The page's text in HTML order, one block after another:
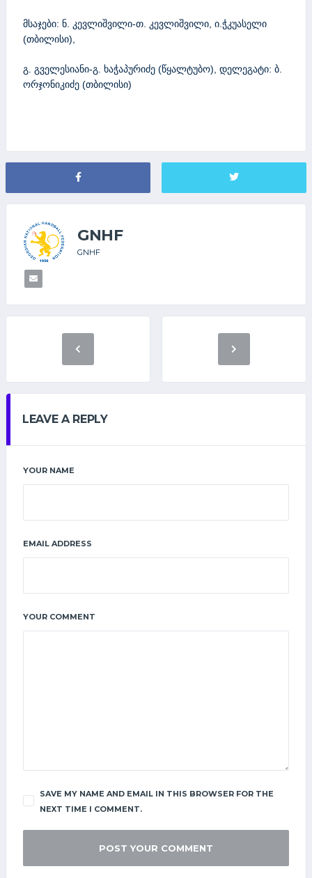
მსაჯები: ნ. კევლიშვილი-თ. კევლიშვილი, ი.ჭკუასელი
(თბილისი),
გ. გველესიანი-გ. ხაჭაპურიძე (წყალტუბო), დელეგატი: ბ.
ორჯონიკიძე (თბილისი)
GNHF
GNHF
LEAVE A REPLY
YOUR NAME
EMAIL ADDRESS
YOUR COMMENT
SAVE MY NAME AND EMAIL IN THIS BROWSER FOR THE
NEXT TIME I COMMENT.